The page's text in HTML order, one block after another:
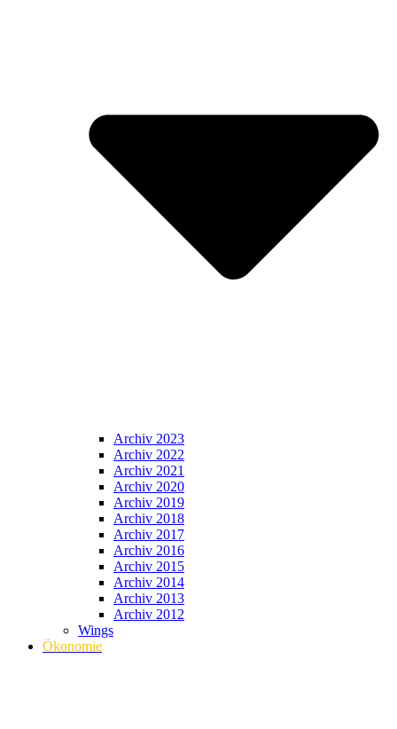
Archiv 2023
Archiv 2022
Archiv 2021
Archiv 2020
Archiv 2019
Archiv 2018
Archiv 2017
Archiv 2016
Archiv 2015
Archiv 2014
Archiv 2013
Archiv 2012
Wings
Ökonomie